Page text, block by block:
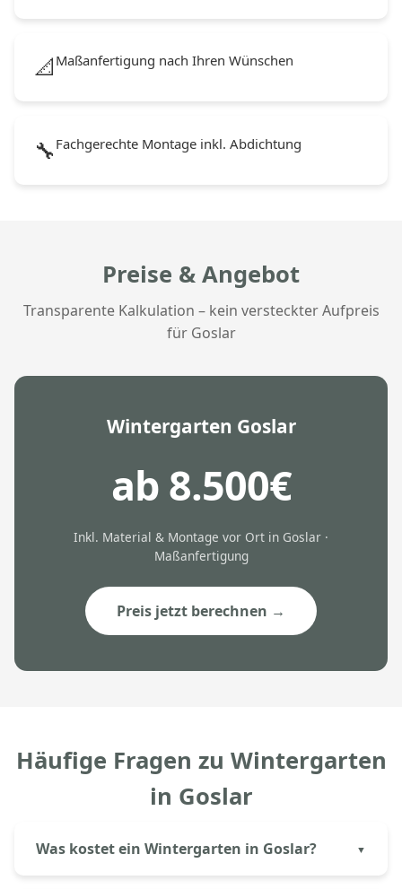
📐 Maßanfertigung nach Ihren Wünschen
🔧 Fachgerechte Montage inkl. Abdichtung
Preise & Angebot
Transparente Kalkulation – kein versteckter Aufpreis
für Goslar
Wintergarten Goslar
ab 8.500€
Inkl. Material & Montage vor Ort in Goslar ·
Maßanfertigung
Preis jetzt berechnen →
Häufige Fragen zu Wintergarten
in Goslar
Was kostet ein Wintergarten in Goslar?